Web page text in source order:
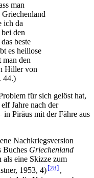
man
ich da
den
beste
es heillose
man den
Hiller von
44.)
für sich gelöst hat,
Jahre nach der
in Piräus mit der Fähre aus
Nachkriegsversion
Buches Griechenland
eine Skizze zum
1953, 4) 28 ,